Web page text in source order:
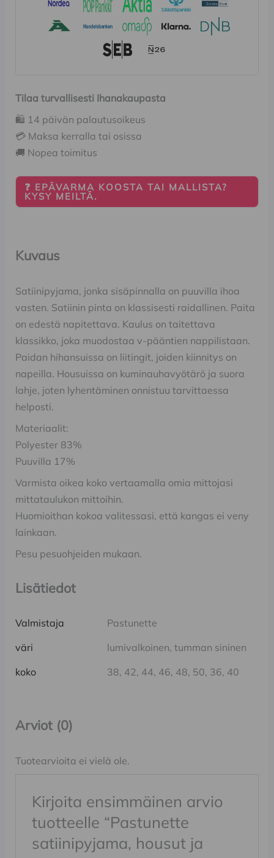
Tilaa turvallisesti Ihanakaupasta
🛍️ 14 päivän palautusoikeus
💳 Maksa kerralla tai osissa
🚚 Nopea toimitus
❓ EPÄVARMA KOOSTA TAI MALLISTA?
KYSY MEILTÄ.
Kuvaus
Satiinipyjama, jonka sisäpinnalla on puuvilla ihoa
vasten. Satiinin pinta on klassisesti raidallinen. Paita
on edestä napitettava. Kaulus on taitettava
klassikko, joka muodostaa v-pääntien nappilistaan.
Paidan hihansuissa on liitingit, joiden kiinnitys on
napeilla. Housuissa on kuminauhavyötärö ja suora
lahje, joten lyhentäminen onnistuu tarvittaessa
helposti.
Materiaalit:
Polyester 83%
Puuvilla 17%
Varmista oikea koko vertaamalla omia mittojasi
mittataulukon mittoihin.
Huomioithan kokoa valitessasi, että kangas ei veny
lainkaan.
Pesu pesuohjeiden mukaan.
Lisätiedot
Valmistaja
Pastunette
väri
lumivalkoinen, tumman sininen
koko
38, 42, 44, 46, 48, 50, 36, 40
Arviot (0)
Tuotearvioita ei vielä ole.
Kirjoita ensimmäinen arvio
tuotteelle “Pastunette
satiinipyjama, housut ja